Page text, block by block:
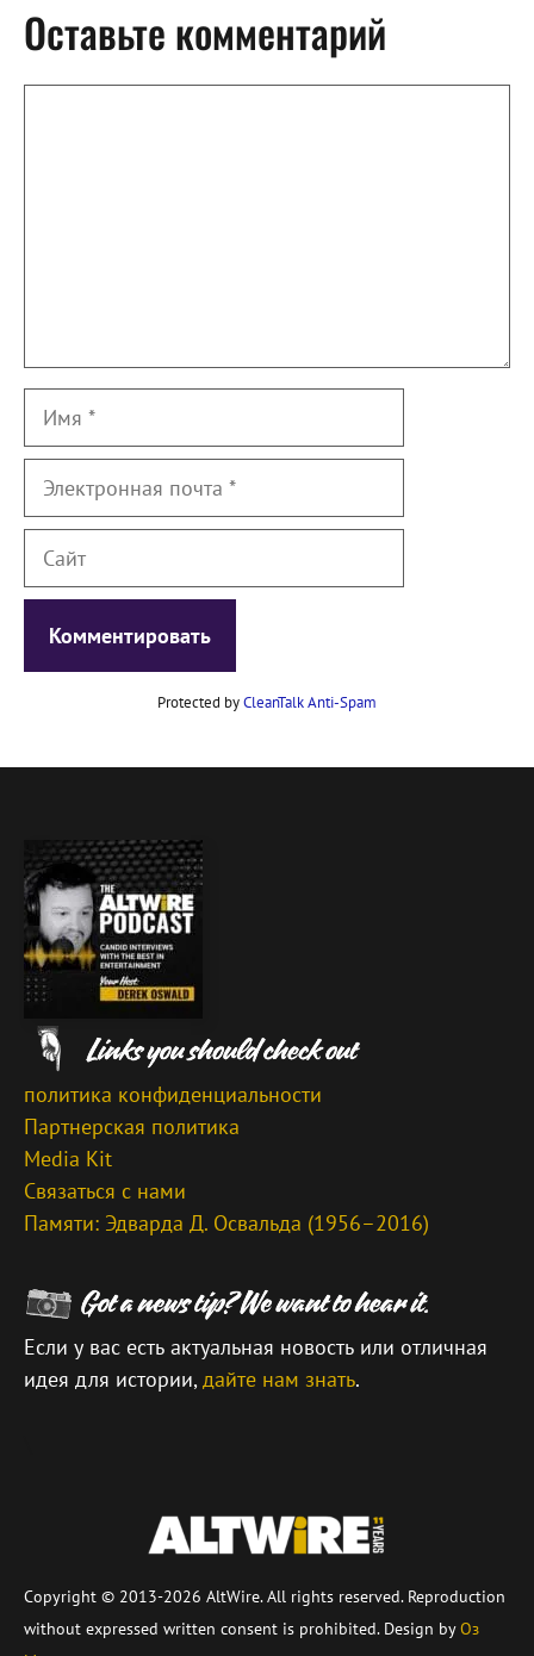
Оставьте комментарий
Имя
Электронная
Сайт
Protected byCleanTalk Anti-Spam
политика конфиденциальности
Партнерская политика
Media Kit
Связаться с нами
Памяти: Эдварда Д. Освальда (1956–2016)
Если у вас есть актуальная новость или отличная
идея для истории,дайте нам знать.
Copyright © 2013-2026 AltWire. All rights reserved. Reproduction
without expressed written consent is prohibited. Design byОз